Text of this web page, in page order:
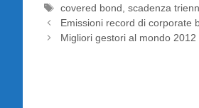
Tag
covered bond,scadenza
Emissioni record di corporate
Migliori gestori al mondo